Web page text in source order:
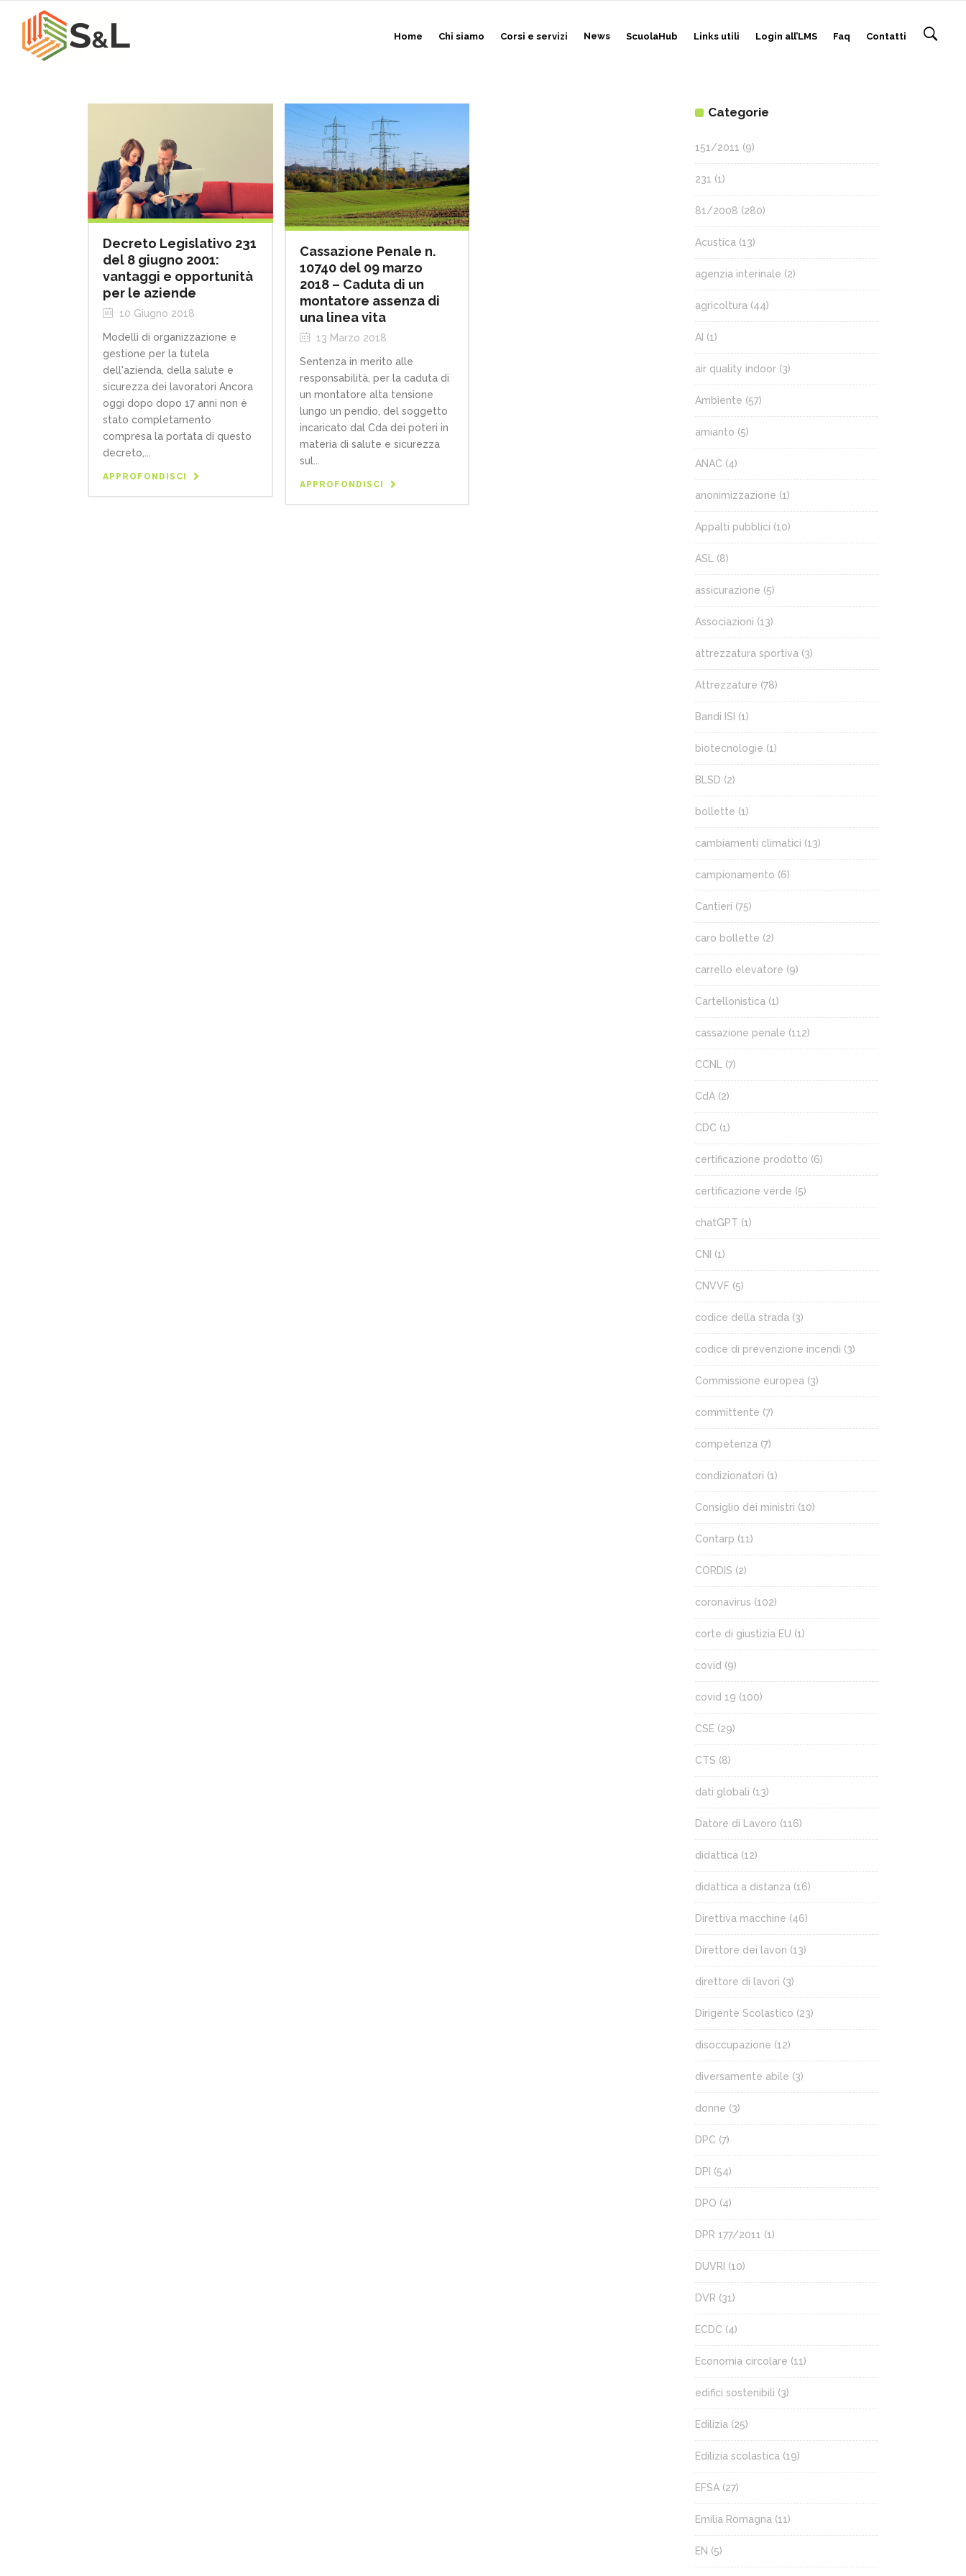
Home Chi siamo Corsi e servizi News ScuolaHub Links utili Login all’LMS Faq Contatti
Decreto Legislativo 231
del 8 giugno 2001:
vantaggi e opportunità
per le aziende
10 Giugno 2018
Modelli di organizzazione e
gestione per la tutela
dell'azienda, della salute e
sicurezza dei lavoratori Ancora
oggi dopo dopo 17 anni non è
stato completamento
compresa la portata di questo
decreto,...
APPROFONDISCI
Cassazione Penale n.
10740 del 09 marzo
2018 – Caduta di un
montatore assenza di
una linea vita
13 Marzo 2018
Sentenza in merito alle
responsabilità, per la caduta di
un montatore alta tensione
lungo un pendio, del soggetto
incaricato dal Cda dei poteri in
materia di salute e sicurezza
sul...
APPROFONDISCI
Categorie
151/2011 (9)
231 (1)
81/2008 (280)
Acustica (13)
agenzia interinale (2)
agricoltura (44)
AI (1)
air quality indoor (3)
Ambiente (57)
amianto (5)
ANAC (4)
anonimizzazione (1)
Appalti pubblici (10)
ASL (8)
assicurazione (5)
Associazioni (13)
attrezzatura sportiva (3)
Attrezzature (78)
Bandi ISI (1)
biotecnologie (1)
BLSD (2)
bollette (1)
cambiamenti climatici (13)
campionamento (6)
Cantieri (75)
caro bollette (2)
carrello elevatore (9)
Cartellonistica (1)
cassazione penale (112)
CCNL (7)
CdA (2)
CDC (1)
certificazione prodotto (6)
certificazione verde (5)
chatGPT (1)
CNI (1)
CNVVF (5)
codice della strada (3)
codice di prevenzione incendi (3)
Commissione europea (3)
committente (7)
competenza (7)
condizionatori (1)
Consiglio dei ministri (10)
Contarp (11)
CORDIS (2)
coronavirus (102)
corte di giustizia EU (1)
covid (9)
covid 19 (100)
CSE (29)
CTS (8)
dati globali (13)
Datore di Lavoro (116)
didattica (12)
didattica a distanza (16)
Direttiva macchine (46)
Direttore dei lavori (13)
direttore di lavori (3)
Dirigente Scolastico (23)
disoccupazione (12)
diversamente abile (3)
donne (3)
DPC (7)
DPI (54)
DPO (4)
DPR 177/2011 (1)
DUVRI (10)
DVR (31)
ECDC (4)
Economia circolare (11)
edifici sostenibili (3)
Edilizia (25)
Edilizia scolastica (19)
EFSA (27)
Emilia Romagna (11)
EN (5)